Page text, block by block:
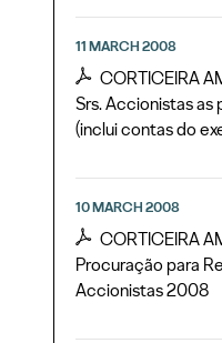
11 MARCH 2008
CORTICEIRA
Srs. Accionistas as
(inclui contas do
10 MARCH 2008
CORTICEIRA
Procuração para
Accionistas 2008